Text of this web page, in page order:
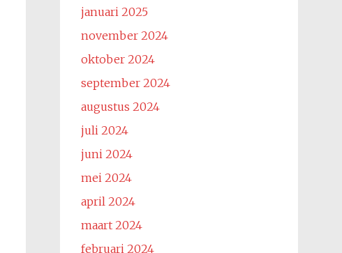
januari 2025
november 2024
oktober 2024
september 2024
augustus 2024
juli 2024
juni 2024
mei 2024
april 2024
maart 2024
februari 2024